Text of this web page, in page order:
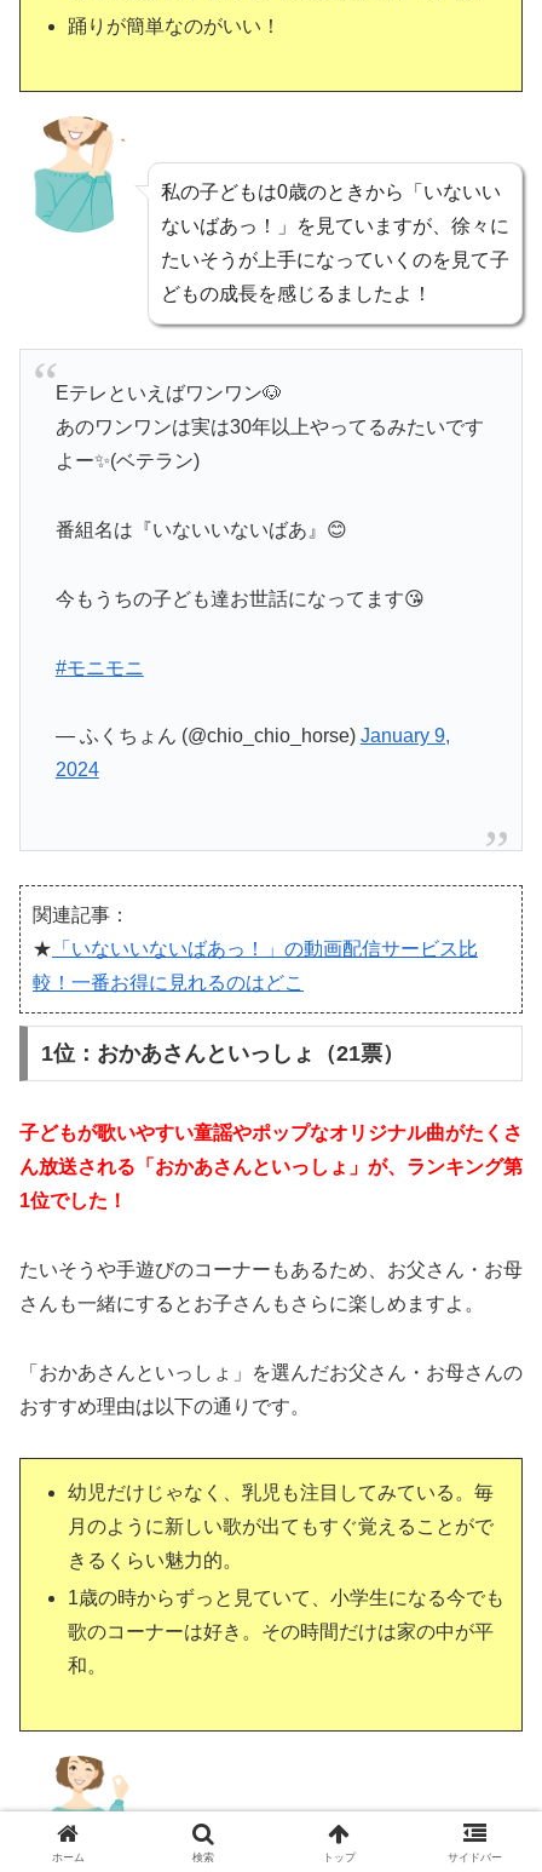
踊りが簡単なのがいい！
私の子どもは0歳のときから「いないい
ないばあっ！」を見ていますが、徐々に
たいそうが上手になっていくのを見て子
どもの成長を感じるましたよ！
Eテレといえばワンワン🐶
あのワンワンは実は30年以上やってるみたいです
よー✨(ベテラン)
番組名は『いないいないばあ』😊
今もうちの子ども達お世話になってます😘
#モニモニ
— ふくちょん (@chio_chio_horse) January 9,
2024
関連記事：
★ 「いないいないばあっ！」の動画配信サービス比
較！一番お得に見れるのはどこ
1位：おかあさんといっしょ（21票）
子どもが歌いやすい童謡やポップなオリジナル曲がたくさ
ん放送される「おかあさんといっしょ」が、ランキング第
1位でした！
たいそうや手遊びのコーナーもあるため、お父さん・お母
さんも一緒にするとお子さんもさらに楽しめますよ。
「おかあさんといっしょ」を選んだお父さん・お母さんの
おすすめ理由は以下の通りです。
幼児だけじゃなく、乳児も注目してみている。毎
月のように新しい歌が出てもすぐ覚えることがで
きるくらい魅力的。
1歳の時からずっと見ていて、小学生になる今でも
歌のコーナーは好き。その時間だけは家の中が平
和。
児にぴった
ホーム 検索 トップ サイドバー